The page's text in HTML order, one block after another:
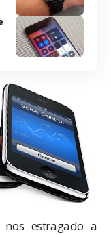
estragado a